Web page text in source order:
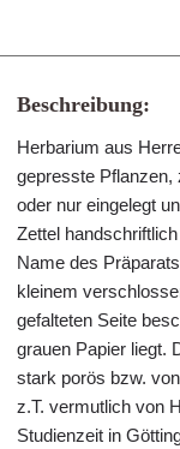
Beschreibung:
Herbarium aus
gepresste Pflanzen,
oder nur eingelegt
Zettel
Name des
kleinem
gefalteten Seite
grauen Papier liegt.
stark porös bzw.
z.T. vermutlich von
Studienzeit in